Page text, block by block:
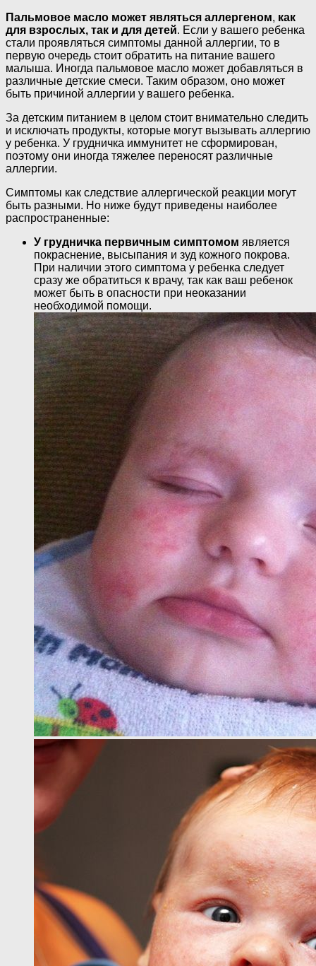
Пальмовое масло может являться аллергеном, как
для взрослых, так и для детей. Если у вашего ребенка
стали проявляться симптомы данной аллергии, то в
первую очередь стоит обратить на питание вашего
малыша. Иногда пальмовое масло может добавляться в
различные детские смеси. Таким образом, оно может
быть причиной аллергии у вашего ребенка.
За детским питанием в целом стоит внимательно следить
и исключать продукты, которые могут вызывать аллергию
у ребенка. У грудничка иммунитет не сформирован,
поэтому они иногда тяжелее переносят различные
аллергии.
Симптомы как следствие аллергической реакции могут
быть разными. Но ниже будут приведены наиболее
распространенные:
У грудничка первичным симптомом является
покраснение, высыпания и зуд кожного покрова.
При наличии этого симптома у ребенка следует
сразу же обратиться к врачу, так как ваш ребенок
может быть в опасности при неоказании
необходимой помощи.